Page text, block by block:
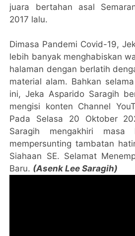
juara bertahan asal
2017 lalu.
Dimasa Pandemi Covid-19,
lebih banyak menghabiskan
halaman dengan berlatih
material alam. Bahkan
ini, Jeka Asparido Saragih
mengisi konten Channel
Pada Selasa 20 Oktober
Saragih mengakhiri masa
mempersunting tambatan
Siahaan SE. Selamat
Baru. (Asenk Lee Saragih)